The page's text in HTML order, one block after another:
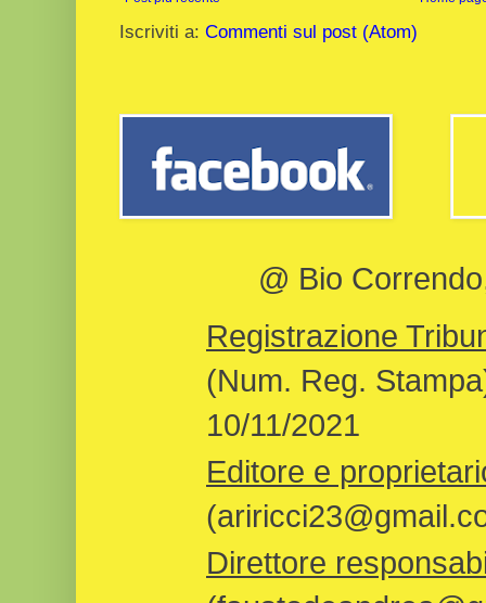
Iscriviti a: Commenti sul post (Atom)
@ Bio
Registrazione
(Num. Reg.
10/11/2021
Editore e
Direttore